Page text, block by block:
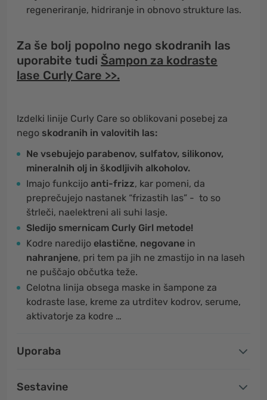
regeneriranje, hidriranje in obnovo strukture las.
Za še bolj popolno nego skodranih las
uporabite tudi Šampon za kodraste
lase Curly Care >>.
Izdelki linije Curly Care so oblikovani posebej za
nego skodranih in valovitih las:
Ne vsebujejo parabenov, sulfatov, silikonov,
mineralnih olj in škodljivih alkoholov.
Imajo funkcijo anti-frizz, kar pomeni, da
preprečujejo nastanek “frizastih las” - to so
štrleči, naelektreni ali suhi lasje.
Sledijo smernicam Curly Girl metode!
Kodre naredijo elastične, negovane in
nahranjene, pri tem pa jih ne zmastijo in na laseh
ne puščajo občutka teže.
Celotna linija obsega maske in šampone za
kodraste lase, kreme za utrditev kodrov, serume,
aktivatorje za kodre …
Uporaba
Sestavine